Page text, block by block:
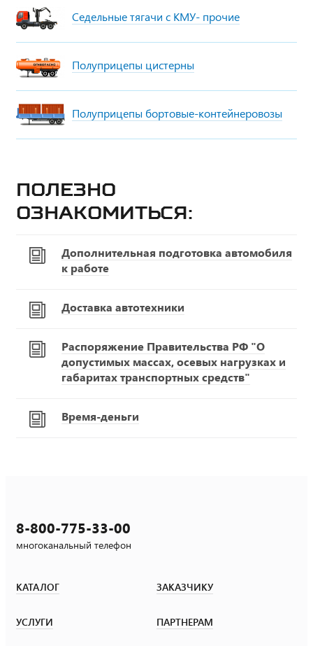
Седельные тягачи с КМУ- прочие
Полуприцепы цистерны
Полуприцепы бортовые-контейнеровозы
Полезно
ознакомиться:
Дополнительная подготовка автомобиля
к работе
Доставка автотехники
Распоряжение Правительства РФ "О
допустимых массах, осевых нагрузках и
габаритах транспортных средств"
Время-деньги
8-800-775-33-00
многоканальный телефон
КАТАЛОГ ЗАКАЗЧИКУ
УСЛУГИ ПАРТНЕРАМ